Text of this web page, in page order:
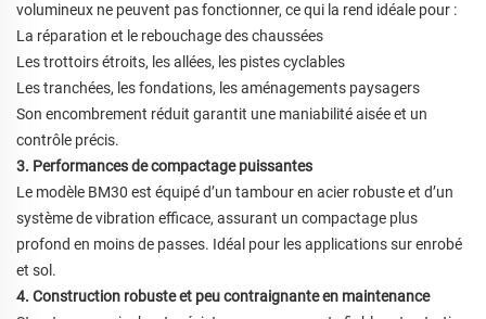
volumineux ne peuvent pas fonctionner, ce qui la rend idéale pour :
La réparation et le rebouchage des chaussées
Les trottoirs étroits, les allées, les pistes cyclables
Les tranchées, les fondations, les aménagements paysagers
Son encombrement réduit garantit une maniabilité aisée et un
contrôle précis.
3. Performances de compactage puissantes
Le modèle BM30 est équipé d’un tambour en acier robuste et d’un
système de vibration efficace, assurant un compactage plus
profond en moins de passes. Idéal pour les applications sur enrobé
et sol.
4. Construction robuste et peu contraignante en maintenance